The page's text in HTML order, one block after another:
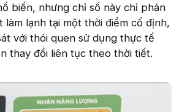
biến, nhưng chỉ số này chỉ phản
làm lạnh tại một thời điểm cố định,
với thói quen sử dụng thực tế
thay đổi liên tục theo thời tiết.